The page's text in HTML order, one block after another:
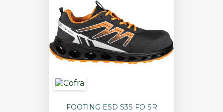
FOOTING ESD S3S FO SR